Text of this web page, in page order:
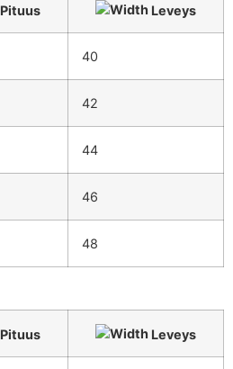
Pituus Leveys
40
42
44
46
48
Pituus Leveys